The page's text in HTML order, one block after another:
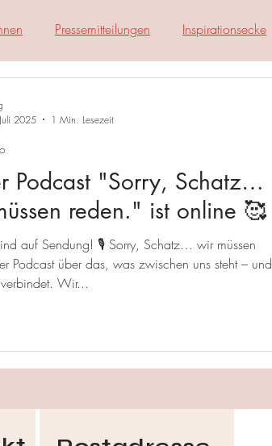
Pressemitteilungen Inspirationsecke
Podcast "Sorry, Schatz…
reden." ist online 🥰
auf Sendung! 🎙️ Sorry, Schatz… wir müssen
Podcast über das, was zwischen uns steht – und
Wir...
2025
1 Min. Lesezeit